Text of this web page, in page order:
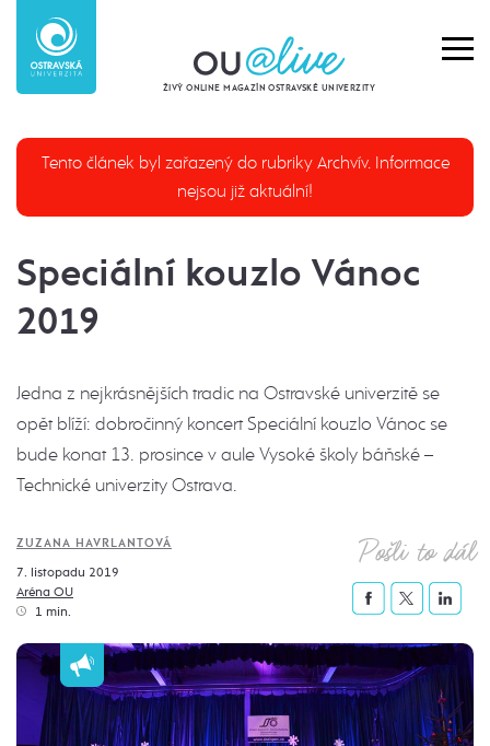
ŽIVÝ ONLINE MAGAZÍN OSTRAVSKÉ UNIVERZITY
Tento článek byl zařazený do rubriky Archvív. Informace
nejsou již aktuální!
Speciální kouzlo Vánoc
2019
Jedna z nejkrásnějších tradic na Ostravské univerzitě se
opět blíží: dobročinný koncert Speciální kouzlo Vánoc se
bude konat 13. prosince v aule Vysoké školy báňské –
Technické univerzity Ostrava.
ZUZANA HAVRLANTOVÁ
7. listopadu 2019
Aréna OU
1 min.
Pošli to dál